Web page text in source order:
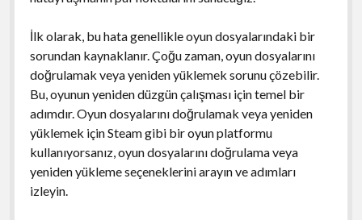
İlk olarak, bu hata genellikle oyun dosyalarındaki bir
sorundan kaynaklanır. Çoğu zaman, oyun dosyalarını
doğrulamak veya yeniden yüklemek sorunu çözebilir.
Bu, oyunun yeniden düzgün çalışması için temel bir
adımdır. Oyun dosyalarını doğrulamak veya yeniden
yüklemek için Steam gibi bir oyun platformu
kullanıyorsanız, oyun dosyalarını doğrulama veya
yeniden yükleme seçeneklerini arayın ve adımları
izleyin.